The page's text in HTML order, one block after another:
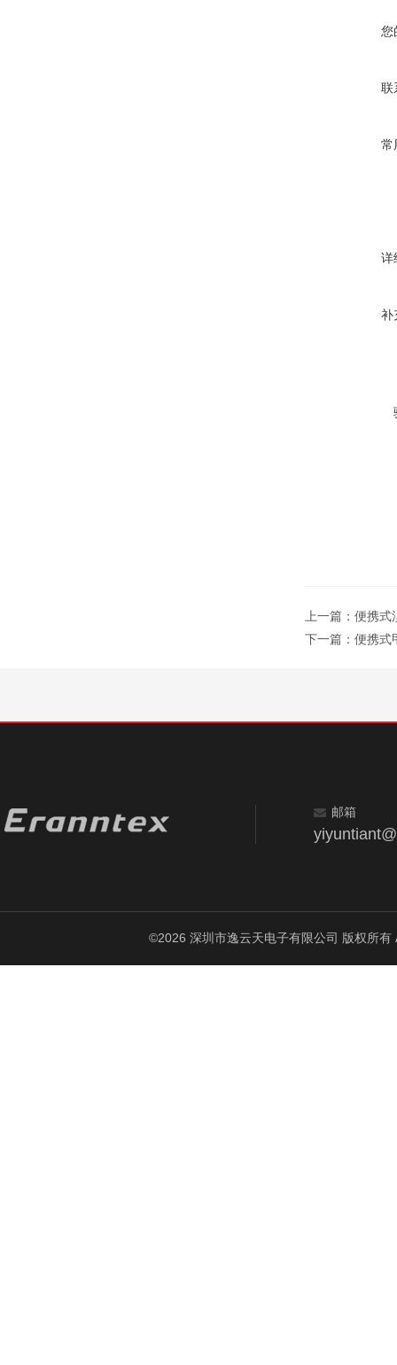
您
联
常
详
补
上一篇： 便携式
下一篇： 便携式
邮箱
©2026 深圳市逸云天电子有限公司 版权所有